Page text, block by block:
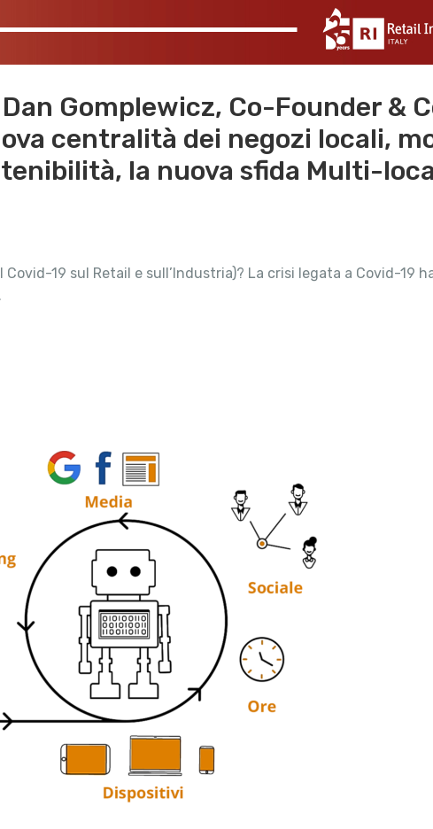
Dan Gomplewicz, Co-Founder &
centralità dei negozi locali,
la nuova sfida Multi-
19 sul Retail e sull’Industria)? La crisi legata a Covid-19